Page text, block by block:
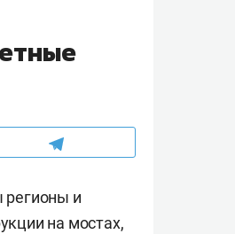
регионы и
на мостах,